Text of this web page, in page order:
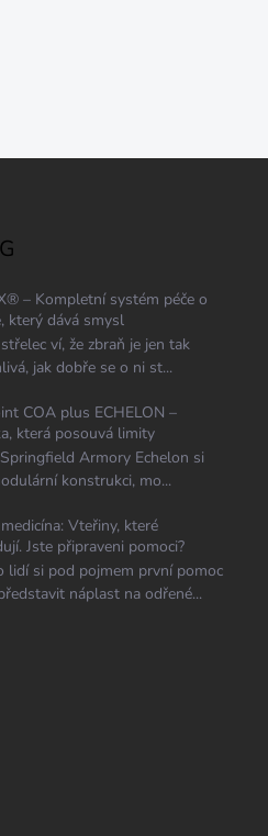
– Kompletní systém péče o
který dává smysl
ví, že zbraň je jen tak
jak dobře se o ni st...
COA plus ECHELON –
která posouvá limity
Armory Echelon si
konstrukci, mo...
Vteřiny, které
Jste připraveni pomoci?
lidí si pod pojmem první pomoc
náplast na odřené...